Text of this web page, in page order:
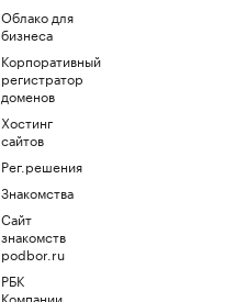
Облако для
бизнеса
Корпоративный
регистратор
доменов
Хостинг
сайтов
Рег.решения
Знакомства
Сайт
знакомств
podbor.ru
РБК
Компании